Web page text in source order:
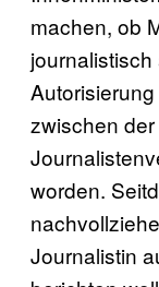
machen, ob
zwischen
worden.
Journalistin